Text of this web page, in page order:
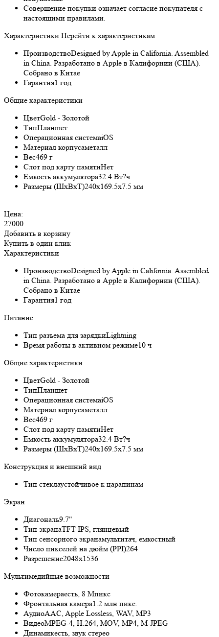
Совершение покупки означает согласие покупателя с
настоящими правилами.
Характеристики Перейти к характеристикам
ПроизводствоDesigned by Apple in California. Assembled
in China. Разработано в Apple в Калифорнии (США).
Собрано в Китае
Гарантия1 год
Общие характеристики
ЦветGold - Золотой
ТипПланшет
Операционная системаiOS
Материал корпусаметалл
Вес469 г
Слот под карту памятиНет
Емкость аккумулятора32.4 Вт?ч
Размеры (ШxВxТ)240x169.5x7.5 мм
Цена:
27000
Добавить в корзину
Купить в один клик
Характеристики
ПроизводствоDesigned by Apple in California. Assembled
in China. Разработано в Apple в Калифорнии (США).
Собрано в Китае
Гарантия1 год
Питание
Тип разъема для зарядкиLightning
Время работы в активном режиме10 ч
Общие характеристики
ЦветGold - Золотой
ТипПланшет
Операционная системаiOS
Материал корпусаметалл
Вес469 г
Слот под карту памятиНет
Емкость аккумулятора32.4 Вт?ч
Размеры (ШxВxТ)240x169.5x7.5 мм
Конструкция и внешний вид
Тип стеклаустойчивое к царапинам
Экран
Диагональ9.7"
Тип экранаTFT IPS, глянцевый
Тип сенсорного экранамультитач, емкостный
Число пикселей на дюйм (PPI)264
Разрешение2048x1536
Мультимедийные возможности
Фотокамераесть, 8 Мпикс
Фронтальная камера1.2 млн пикс.
АудиоAAC, Apple Lossless, WAV, MP3
ВидеоMPEG-4, H.264, MOV, MP4, M-JPEG
Динамикесть, звук стерео